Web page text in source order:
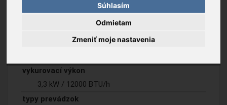
Súhlasím
Odmietam
Zmeniť moje nastavenia
mobil / Pred uvedením do
kapacita chladenia
vykurovací výkon
3,3 kW / 12000 BTU/h
typy prevádzok